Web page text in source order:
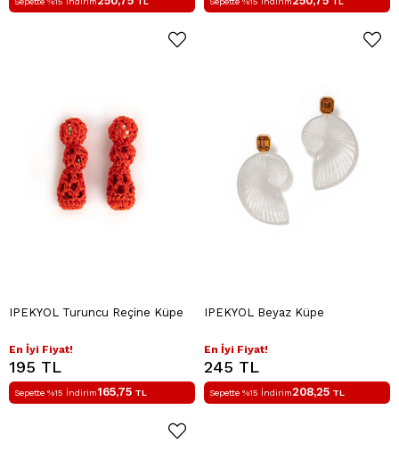
IPEKYOL Turuncu Reçine Küpe
En İyi Fiyat!
195 TL
Sepette %15 İndirim165,75 TL
IPEKYOL Beyaz Küpe
En İyi Fiyat!
245 TL
Sepette %15 İndirim208,25 TL